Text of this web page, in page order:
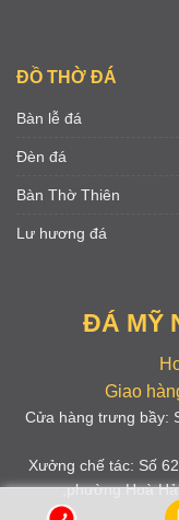
ĐỒ THỜ ĐÁ
Bàn lễ đá
Đèn đá
Bàn Thờ Thiên
Lư hương đá
ĐÁ MỸ
Giao
Cửa hàng trưng bầy:
Xưởng chế tác: Số
,phường Hoà